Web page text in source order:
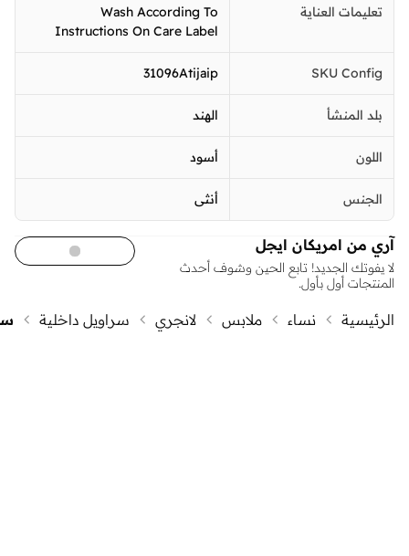
تعليمات العناية
Wash According To
Instructions On Care Label
SKU Config
31096Atijaip
بلد المنشأ الهند
اللون أسود
الجنس أنثى
آري من امريكان ايجل
لا يفوتك الجديد! تابع الحين وشوف أحدث
المنتجات أول بأول.
الرئيسية نساء ملابس لانجري سراويل داخلية